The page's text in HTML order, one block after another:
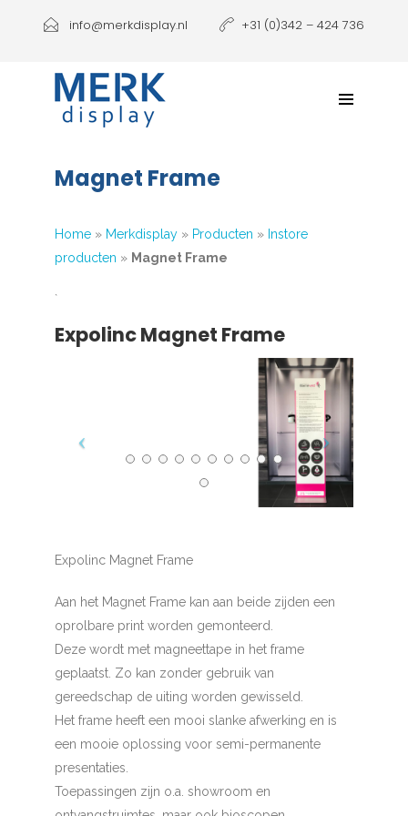
Producten
Klantbeleving
info@merkdisplay.nl +31 (0)342 – 424 736
Magnet Frame
Home» Merkdisplay» Producten » Instore
producten » Magnet Frame
`
Expolinc Magnet Frame
Expolinc Magnet Frame
Aan het Magnet Frame kan aan beide zijden een
oprolbare print worden gemonteerd.
Deze wordt met magneettape in het frame
geplaatst. Zo kan zonder gebruik van
gereedschap de uiting worden gewisseld.
Het frame heeft een mooi slanke afwerking en is
een mooie oplossing voor semi-permanente
presentaties.
Toepassingen zijn o.a. showroom en